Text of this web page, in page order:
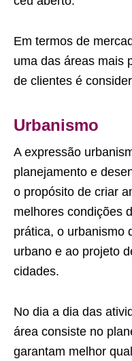
Em termos de
uma das áreas mais
de clientes é
Urbanismo
A expressão
planejamento e
o propósito de criar
melhores condições
prática, o urbanismo
urbano e ao projeto
cidades.
No dia a dia das
área consiste no
garantam melhor